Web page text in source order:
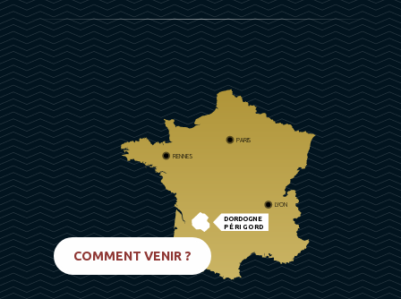
DORDOGNE
PÉRIGORD
PARIS
RENNES
LYON
COMMENT VENIR ?